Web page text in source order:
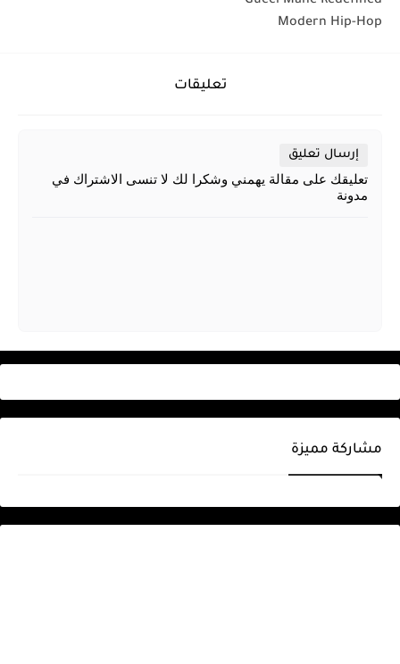
Modern Hip-Hop
تعليقات
إرسال تعليق
تعليقك على مقالة يهمني وشكرا لك لا تنسى الاشتراك في
مدونة
مشاركة مميزة